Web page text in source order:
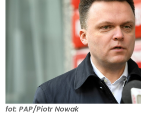
fot: PAP/Piotr Nowak